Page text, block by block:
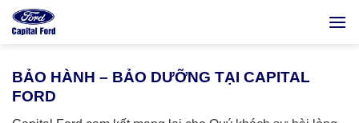
qua
dungBẢO HÀNH – BẢO DƯỠNG TẠI CAPITAL
FORD